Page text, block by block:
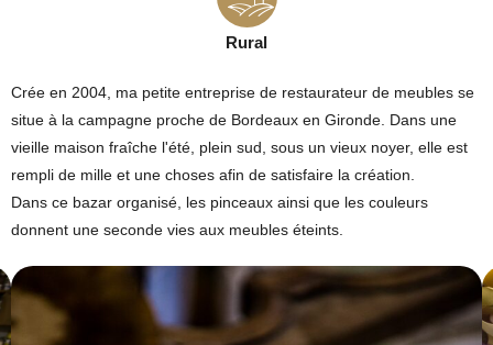
Rural
Crée en 2004, ma petite entreprise de restaurateur de meubles se
situe à la campagne proche de Bordeaux en Gironde. Dans une
vieille maison fraîche l'été, plein sud, sous un vieux noyer, elle est
rempli de mille et une choses afin de satisfaire la création.
Dans ce bazar organisé, les pinceaux ainsi que les couleurs
donnent une seconde vies aux meubles éteints.